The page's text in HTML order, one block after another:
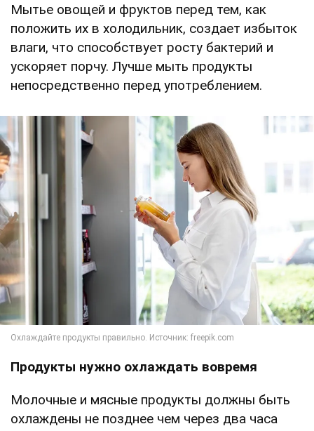
Мытье овощей и фруктов перед тем, как
положить их в холодильник, создает избыток
влаги, что способствует росту бактерий и
ускоряет порчу. Лучше мыть продукты
непосредственно перед употреблением.
Продукты нужно охлаждать вовремя
Молочные и мясные продукты должны быть
охлаждены не позднее чем через два часа